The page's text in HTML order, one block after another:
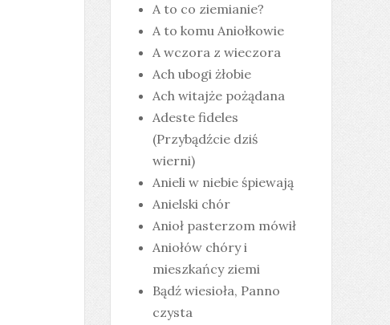
A to co ziemianie?
A to komu Aniołkowie
A wczora z wieczora
Ach ubogi żłobie
Ach witajże pożądana
Adeste fideles
(Przybądźcie dziś
wierni)
Anieli w niebie śpiewają
Anielski chór
Anioł pasterzom mówił
Aniołów chóry i
mieszkańcy ziemi
Bądź wiesioła, Panno
czysta